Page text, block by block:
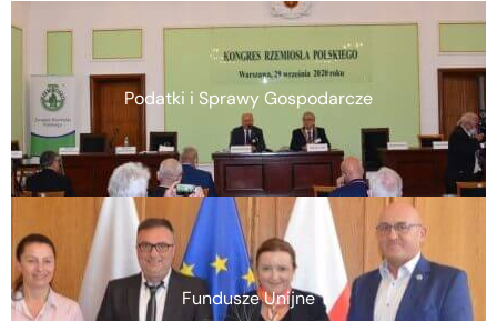
Podatki i Sprawy Gospodarcze
Fundusze Unijne